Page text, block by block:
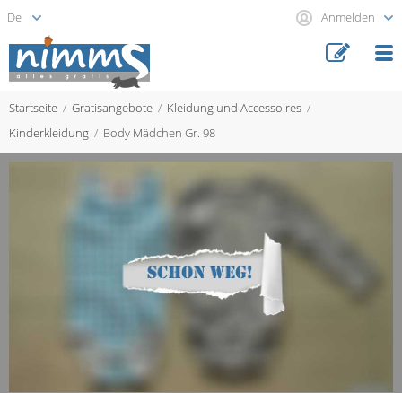
Anmelden
Startseite Gratisangebote
Kleidung und Accessoires
Kinderkleidung
Body Mädchen Gr. 98